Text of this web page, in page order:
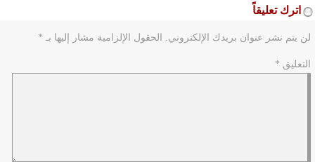
اترك تعليقاً
لن يتم نشر عنوان بريدك الإلكتروني. الحقول الإلزامية مشار إليها بـ *
التعليق *